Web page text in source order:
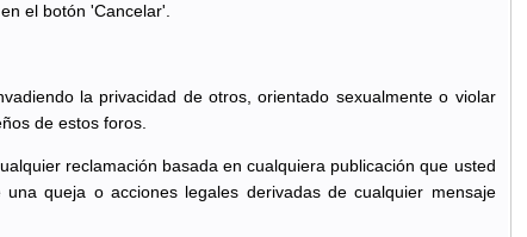
el botón 'Cancelar'.
la privacidad de otros, orientado sexualmente o violar
de estos foros.
reclamación basada en cualquiera publicación que usted
queja o acciones legales derivadas de cualquier mensaje